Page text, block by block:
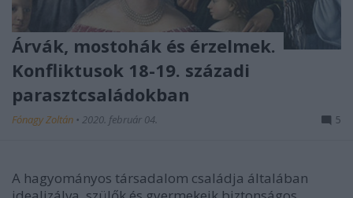
Árvák, mostohák és érzelmek.
Konfliktusok 18-19. századi
parasztcsaládokban
Fónagy Zoltán • 2020. február 04. 5
A hagyományos társadalom családja általában